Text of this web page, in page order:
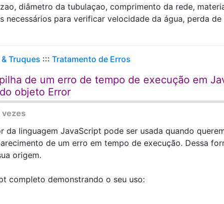
diâmetro da tubulaçao, comprimento da rede,
necessários para verificar velocidade da água, perda
Truques ::: Tratamento de Erros
de um erro de tempo de execução em
objeto Error
linguagem JavaScript pode ser usada quando
de um erro em tempo de execução. Dessa
origem.
completo demonstrando o seu uso: